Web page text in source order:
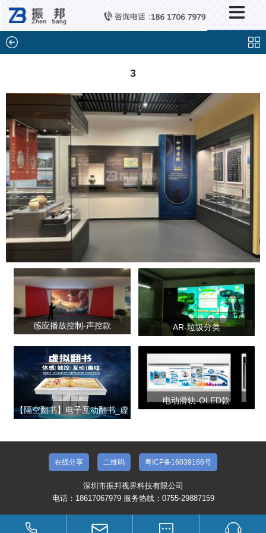
3
感应播放控制-声控款 AR-垃圾分类
【隔空翻书】电子互动翻书_虚
电动滑轨-OLED款
分类列表
×
AR/VR互动系统
智能互动系统
特殊显示产品
雷达互动系统
智能中控系统
产品合集二
在线分享 二维码 粤ICP备16039166号
深圳市振邦视界科技有限公司
电话：18617067979 服务热线：0755-29887159